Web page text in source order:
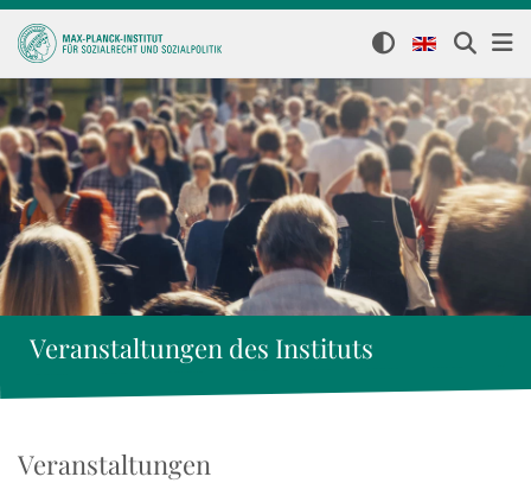
Veranstaltungen des Instituts
Veranstaltungen